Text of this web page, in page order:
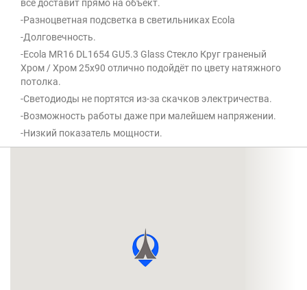
всё доставит прямо на объект.
-Разноцветная подсветка в светильниках Ecola
-Долговечность.
-Ecola MR16 DL1654 GU5.3 Glass Стекло Круг граненый
Хром / Хром 25x90 отлично подойдёт по цвету натяжного
потолка.
-Светодиоды не портятся из-за скачков электричества.
-Возможность работы даже при малейшем напряжении.
-Низкий показатель мощности.